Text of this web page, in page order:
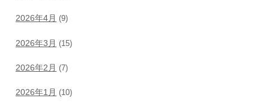
2026年4月 (9)
2026年3月 (15)
2026年2月 (7)
2026年1月 (10)